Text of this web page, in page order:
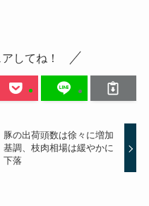
してね！
豚の出荷頭数は徐々に増加
基調、枝肉相場は緩やかに
下落